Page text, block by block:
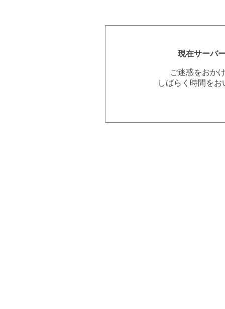
現在サーバ
ご迷惑をおか
しばらく時間を